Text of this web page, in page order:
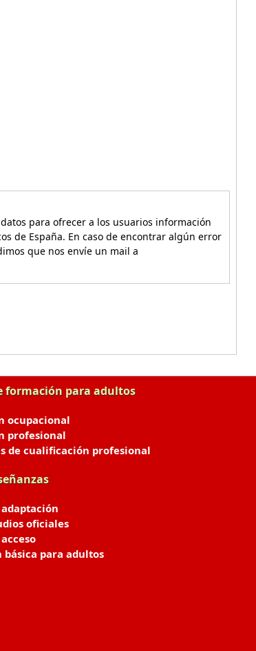
para ofrecer a los usuarios información
de España. En caso de encontrar algún error
que nos envíe un mail a
formación para adultos
ocupacional
profesional
de cualificación profesional
adaptación
oficiales
básica para adultos